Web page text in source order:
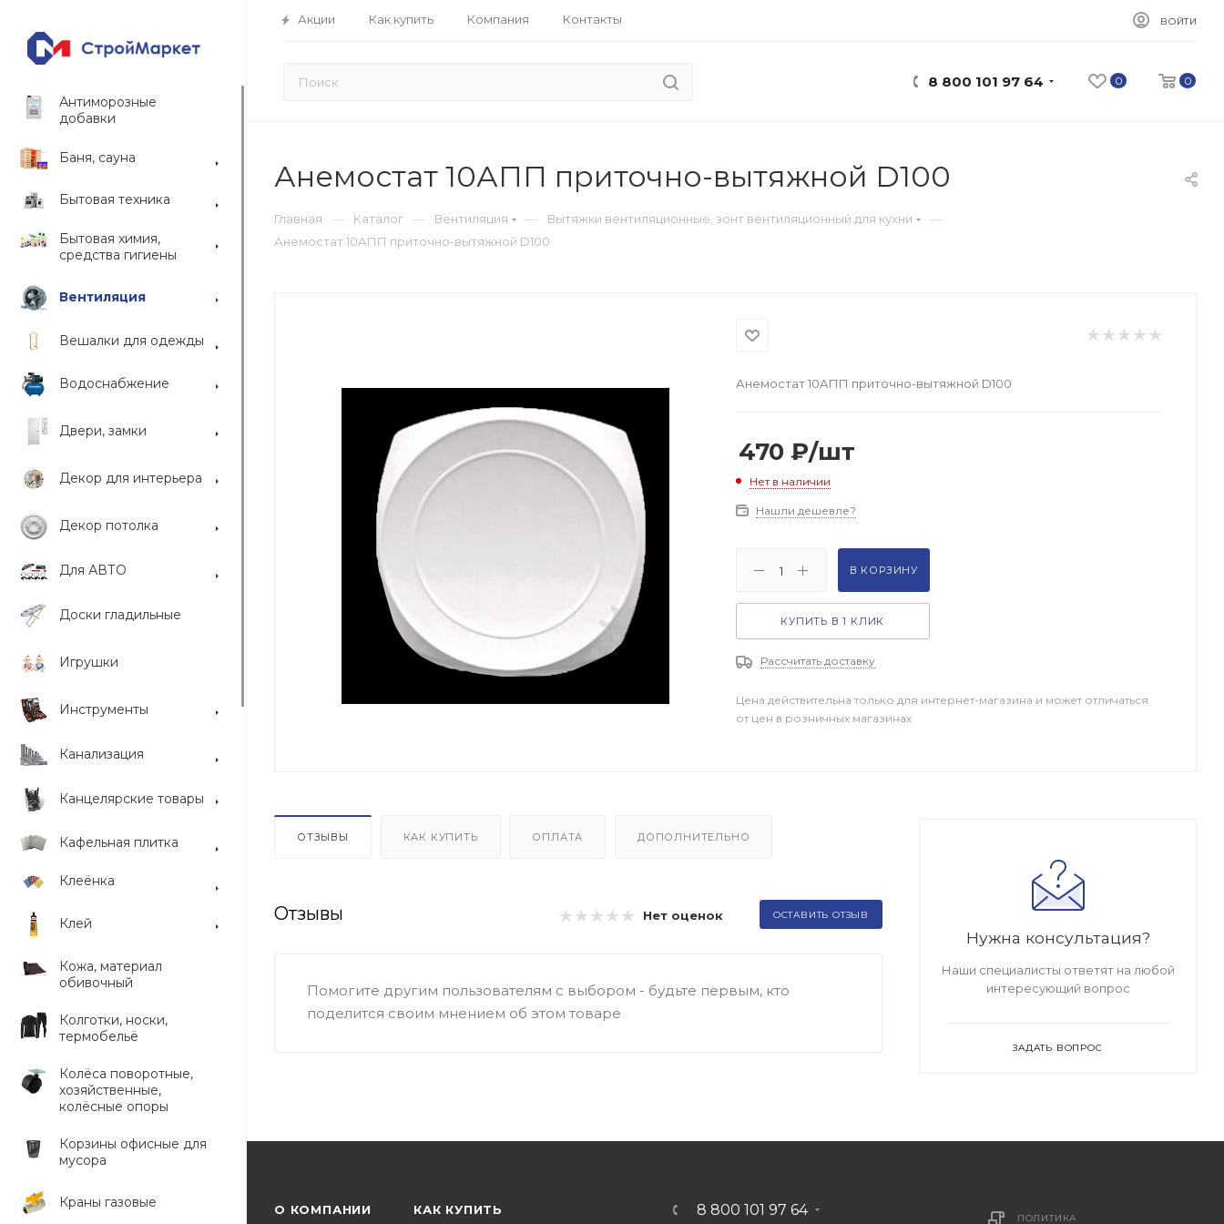
Акции Как купить Компания Контакты ВОЙТИ
0 0
8 800 101 97 64
Антиморозные
добавки
Баня, сауна
Бытовая техника
Бытовая химия,
средства гигиены
Вентиляция
Вешалки для одежды
Водоснабжение
Двери, замки
Декор для интерьера
Декор потолка
Для АВТО
Доски гладильные
Игрушки
Инструменты
Канализация
Канцелярские товары
Кафельная плитка
Клеёнка
Клей
Кожа, материал
обивочный
Колготки, носки,
термобельё
Колёса поворотные,
хозяйственные,
колёсные опоры
Корзины офисные для
мусора
Краны газовые
Анемостат 10АПП приточно-вытяжной D100
Главная — Каталог — Вентиляция — Вытяжки вентиляционные, зонт вентиляционный для кухни —
Анемостат 10АПП приточно-вытяжной D100
Анемостат 10АПП приточно-вытяжной D100
470 ₽/шт
Нет в наличии
Нашли дешевле?
В КОРЗИНУ
КУПИТЬ В 1 КЛИК
Рассчитать доставку
Цена действительна только для интернет-магазина и может отличаться
от цен в розничных магазинах
ОТЗЫВЫ КАК КУПИТЬ ОПЛАТА ДОПОЛНИТЕЛЬНО
Отзывы Нет оценок ОСТАВИТЬ ОТЗЫВ
Помогите другим пользователям с выбором - будьте первым, кто
поделится своим мнением об этом товаре
Нужна консультация?
Наши специалисты ответят на любой
интересующий вопрос
ЗАДАТЬ ВОПРОС
О КОМПАНИИ КАК КУПИТЬ 8 800 101 97 64 ПОЛИТИКА